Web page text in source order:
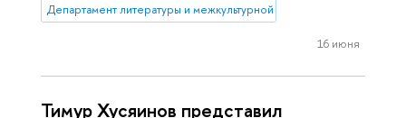
Департамент литературы и межкультурной коммуникации
16 июня
Тимур Хусяинов представил